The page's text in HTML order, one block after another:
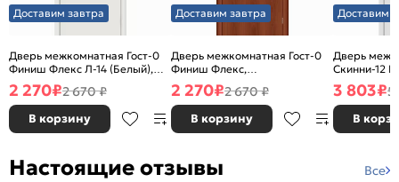
Доставим завтра
Дверь межкомнатная Гост-0
Финиш Флекс Л-14 (Белый),
глухая, каркасно-щитовая
2 270₽2 670 ₽
В корзину
Доставим завтра
Дверь межкомнатная Гост-0
Финиш Флекс,
Ламинированные Л-11
(ИталОрех), глухая, каркасно-
щитовая
2 270₽2 670 ₽
В корзину
Доставим
Дверь
Скинни-12
глухая,
3 803₽5
В
Настоящие отзывы Все